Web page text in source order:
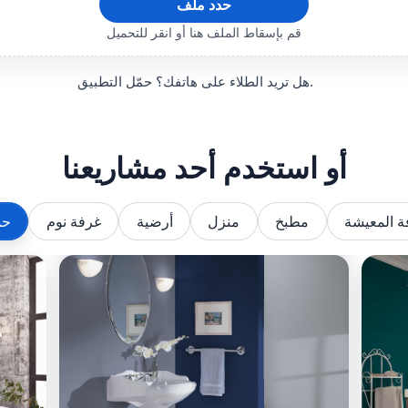
قم بإسقاط الملف هنا أو انقر للتحميل
حدد ملف
هل تريد الطلاء على هاتفك؟ حمّل التطبيق.
أو استخدم أحد مشاريعنا
غرفة نوم أرضية منزل مطبخ المعيشة